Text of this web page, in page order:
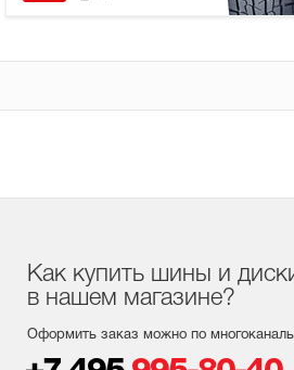
Как купить шины и
в нашем магазине?
Оформить заказ можно по